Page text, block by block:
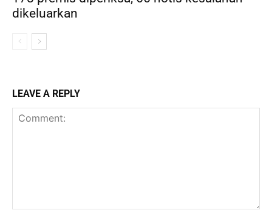
dikeluarkan
LEAVE A REPLY